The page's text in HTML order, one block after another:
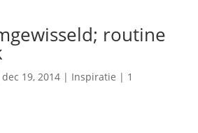
routine
dec 19, 2014| Inspiratie | 1